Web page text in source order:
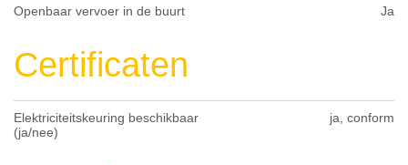
Openbaar vervoer in de buurt Ja
Certificaten
Elektriciteitskeuring beschikbaar
(ja/nee)
ja, conform